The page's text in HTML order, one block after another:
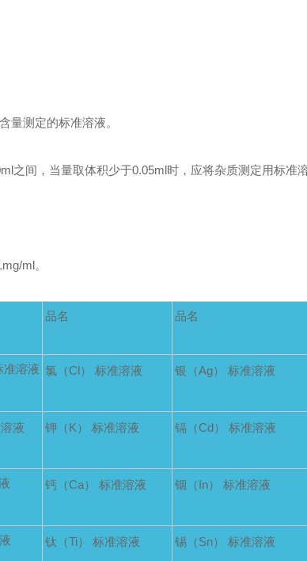
量测定的标准溶液。
之间，当量取体积少于0.05ml时，应将杂质测定用标准
ml。
品名 品名
准溶液 氯（Cl） 标准溶液 银（Ag） 标准溶液
液 钾（K） 标准溶液 镉（Cd） 标准溶液
钙（Ca） 标准溶液 铟（In） 标准溶液
钛（Ti） 标准溶液 锡（Sn） 标准溶液